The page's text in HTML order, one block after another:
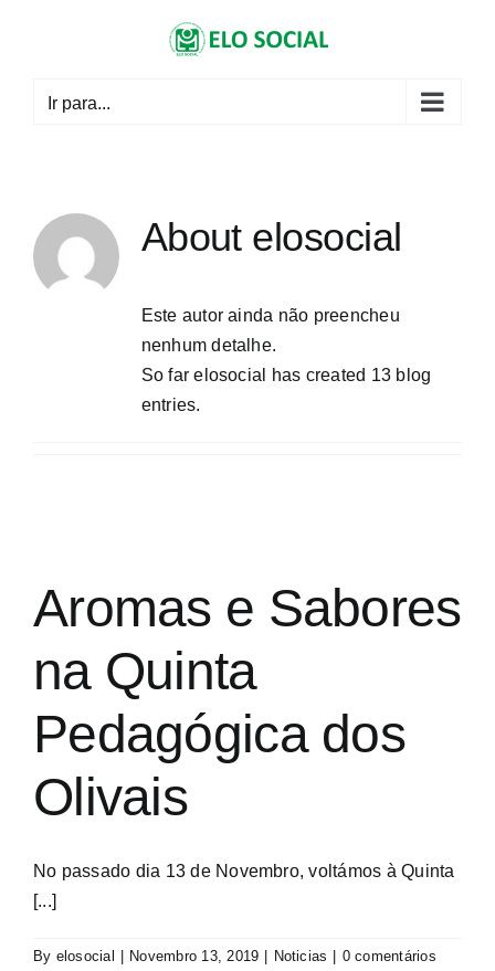
Ir para...
About elosocial
Este autor ainda não preencheu
nenhum detalhe.
So far elosocial has created 13 blog
entries.
Aromas e Sabores
na Quinta
Pedagógica dos
Olivais
No passado dia 13 de Novembro, voltámos à Quinta
[...]
By elosocial Novembro 13, 2019 Noticias
0 comentários